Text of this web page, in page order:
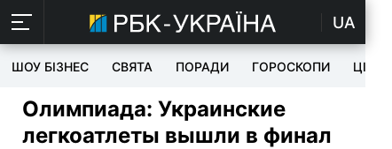
UA
ШОУ БІЗНЕС СВЯТА ПОРАДИ ГОРОСКОПИ ЦІКАВЕ
Олимпиада: Украинские
легкоатлеты вышли в финал